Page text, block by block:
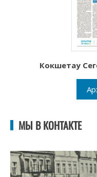
Кокшетау
МЫ В КОНТАКТЕ